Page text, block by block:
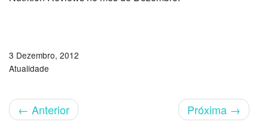
3 Dezembro, 2012
Atualidade
← Anterior Próxima →